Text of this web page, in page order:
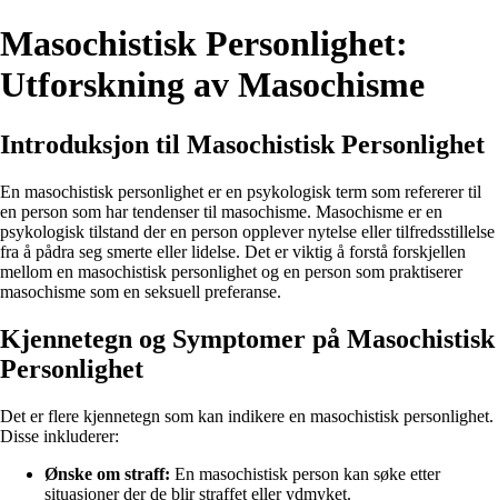
Masochistisk Personlighet:
Utforskning av Masochisme
Introduksjon til Masochistisk Personlighet
En masochistisk personlighet er en psykologisk term som refererer til
en person som har tendenser til masochisme. Masochisme er en
psykologisk tilstand der en person opplever nytelse eller tilfredsstillelse
fra å pådra seg smerte eller lidelse. Det er viktig å forstå forskjellen
mellom en masochistisk personlighet og en person som praktiserer
masochisme som en seksuell preferanse.
Kjennetegn og Symptomer på Masochistisk
Personlighet
Det er flere kjennetegn som kan indikere en masochistisk personlighet.
Disse inkluderer:
Ønske om straff: En masochistisk person kan søke etter
situasjoner der de blir straffet eller ydmyket.